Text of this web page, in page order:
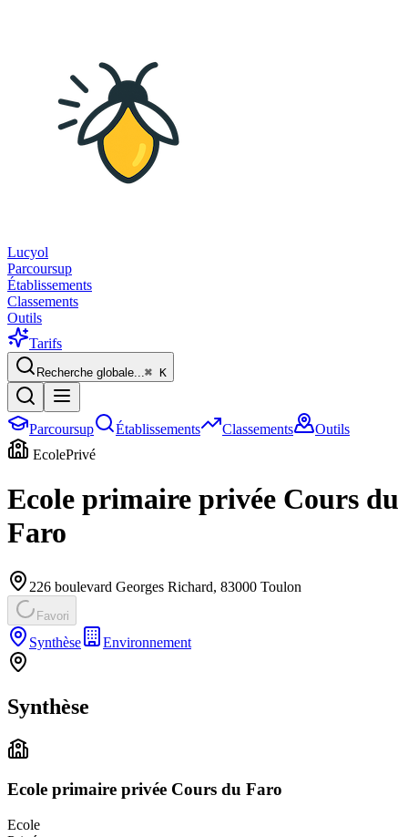
Lucyol
Parcoursup
Établissements
Classements
Outils
Tarifs
Recherche globale...⌘ K
Parcoursup Établissements Classements
Outils
EcolePrivé
Ecole primaire privée Cours du
Faro
226 boulevard Georges Richard, 83000 Toulon
Favori
Synthèse Environnement
Synthèse
Ecole primaire privée Cours du Faro
Ecole